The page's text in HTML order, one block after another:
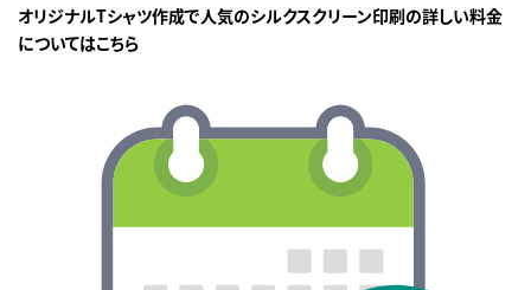
オリジナルTシャツ作成で人気のシルクスクリーン印刷の詳しい料金
についてはこちら